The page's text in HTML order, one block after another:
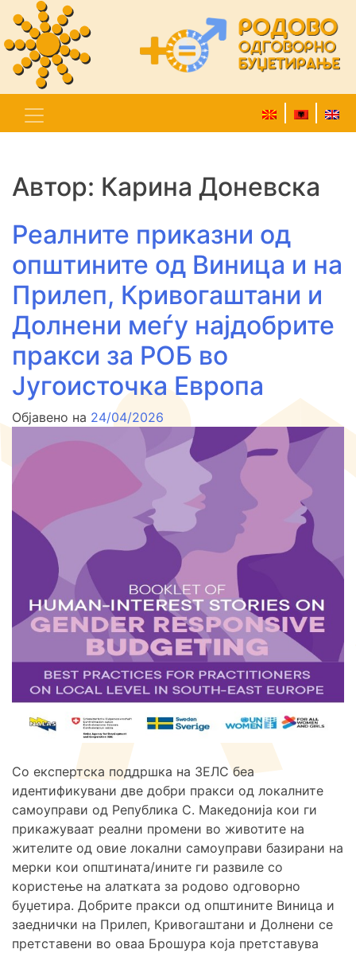
Автор: Карина Доневска
Реалните приказни од
општините од Виница и на
Прилеп, Кривогаштани и
Долнени меѓу најдобрите
пракси за РОБ во
Југоисточка Европа
Објавено на 24/04/2026
Со експертска поддршка на ЗЕЛС беа
идентификувани две добри пракси од локалните
самоуправи од Република С. Македонија кои ги
прикажуваат реални промени во животите на
жителите од овие локални самоуправи базирани на
мерки кои општината/ините ги развиле со
користење на алатката за родово одговорно
буџетира. Добрите пракси од општините Виница и
заеднички на Прилеп, Кривогаштани и Долнени се
претставени во оваа Брошура која претставува